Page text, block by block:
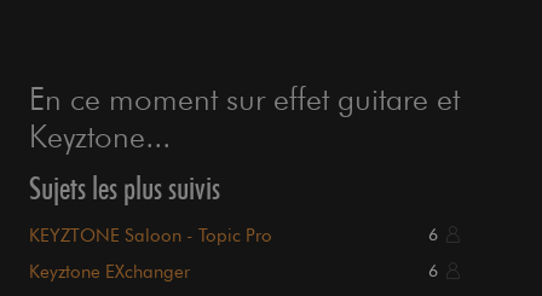
En ce moment sur effet guitare et
Keyztone...
Sujets les plus suivis
KEYZTONE Saloon - Topic Pro 6
Keyztone EXchanger 6